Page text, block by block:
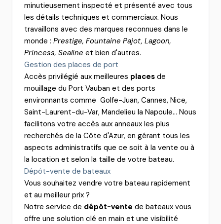
minutieusement inspecté et présenté avec tous
les détails techniques et commerciaux. Nous
travaillons avec des marques reconnues dans le
monde : Prestige, Fountaine Pajot, Lagoon,
Princess, Sealine et bien d'autres.
Gestion des places de port
Accès privilégié aux meilleures places de
mouillage du Port Vauban et des ports
environnants comme Golfe-Juan, Cannes, Nice,
Saint-Laurent-du-Var, Mandelieu la Napoule... Nous
facilitons votre accès aux anneaux les plus
recherchés de la Côte d'Azur, en gérant tous les
aspects administratifs que ce soit à la vente ou à
la location et selon la taille de votre bateau.
Dépôt-vente de bateaux
Vous souhaitez vendre votre bateau rapidement
et au meilleur prix ?
Notre service de dépôt-vente de bateaux vous
offre une solution clé en main et une visibilité